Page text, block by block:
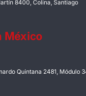
8400, Colina, Santiago
México
Quintana 2481, Módulo